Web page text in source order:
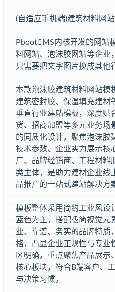
(自适应手机端)建筑材料网
PbootCMS内核开发的网站
料网站、泡沫胶网站等企业
只需要把文字图片换成其他
本款泡沫胶建筑材料网站模
建筑密封胶、保温填充建材
垂直行业建站模板，深度贴
货、招商加盟等多元业务场
的同质化设计，聚焦泡沫胶
技术参数、企业实力展示核
厂、品牌经销商、工程材料
类主体，是助力建材企业线
品推广的一站式建站解决方
模板整体采用简约工业风设
蓝色为主，搭配极简视觉元
业、靠谱、务实的品牌特质
格，凸显企业正规性与专业
区明确，重点聚焦产品展示
核心板块，符合B端客户、
与决策习惯。